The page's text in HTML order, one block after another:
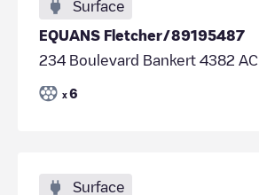
Surface
EQUANS Fletcher/89195487
234 Boulevard Bankert 4382 AC
x 6
Surface